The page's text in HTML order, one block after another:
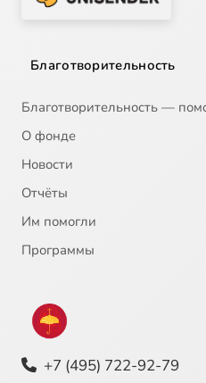
Благотворительность
Благотворительность —
О фонде
Новости
Отчёты
Им помогли
Программы
+7 (495) 722-92-79